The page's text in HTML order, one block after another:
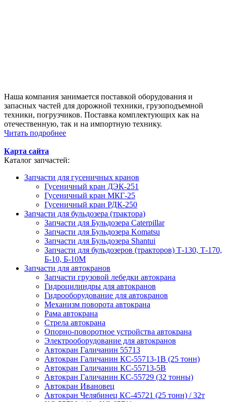
Наша компания занимается поставкой оборудования и
запасных частей для дорожной техники, грузоподъемной
техники, погрузчиков. Поставка комплектующих как на
отечественную, так и на импортную технику.
Читать подробнее
Карта сайта
Каталог запчастей:
Запчасти для гусеничных кранов
Гусеничный кран ДЭК-251
Гусеничный кран МКГ-25
Гусеничный кран РДК-250
Запчасти для бульдозера (трактора)
Запчасти для Бульдозера Caterpillar
Запчасти для Бульдозера Komatsu
Запчасти для Бульдозера Shantui
Запчасти для бульдозеров (тракторов) Т-130, Т-170,
Б-10, Б-10М
Запчасти для автокранов
Запчасти грузовой лебедки автокрана
Гидроцилиндры для автокранов
Гидрооборудование для автокранов
Механизм поворота автокрана
Рама автокрана
Стрела автокрана
Опорно-поворотное устройства автокрана
Электрооборудование для автокранов
Автокран Галичанин 55713
Автокран Галичанин КС-55713-1В (25 тонн)
Автокран Галичанин КС-55713-5В
Автокран Галичанин КС-55729 (32 тонны)
Автокран Ивановец
Автокран Челябинец КС-45721 (25 тонн) / 32т